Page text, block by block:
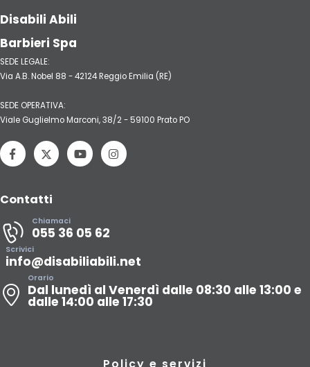
Disabili Abili
Barbieri Spa
SEDE LEGALE:
Via A.B. Nobel 88 - 42124 Reggio Emilia (RE)
SEDE OPERATIVA:
Viale Guglielmo Marconi, 38/2 - 59100 Prato PO
Contatti
Chiamaci
055 36 05 62
Scrivici
info@disabiliabili.net
Orario
Dal lunedì al Venerdì dalle 08:30 alle 13:00 e
dalle 14:00 alle 17:30